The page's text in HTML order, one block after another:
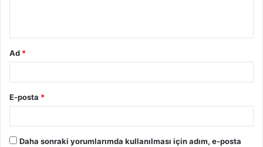
Ad *
E-posta *
Daha sonraki yorumlarımda kullanılması için adım, e-posta